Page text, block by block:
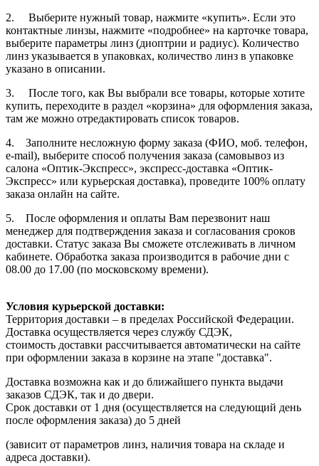
2. Выберите нужный товар, нажмите «купить». Если это
контактные линзы, нажмите «подробнее» на карточке товара,
выберите параметры линз (диоптрии и радиус). Количество
линз указывается в упаковках, количество линз в упаковке
указано в описании.
3. После того, как Вы выбрали все товары, которые хотите
купить, переходите в раздел «корзина» для оформления заказа,
там же можно отредактировать список товаров.
4. Заполните несложную форму заказа (ФИО, моб. телефон,
e-mail), выберите способ получения заказа (самовывоз из
салона «Оптик-Экспресс», экспресс-доставка «Оптик-
Экспресс» или курьерская доставка), проведите 100% оплату
заказа онлайн на сайте.
5. После оформления и оплаты Вам перезвонит наш
менеджер для подтверждения заказа и согласования сроков
доставки. Статус заказа Вы сможете отслеживать в личном
кабинете. Обработка заказа производится в рабочие дни с
08.00 до 17.00 (по московскому времени).
Условия курьерской доставки:
Территория доставки – в пределах Российской Федерации.
Доставка осуществляется через службу СДЭК,
стоимость доставки рассчитывается автоматически на сайте
при оформлении заказа в корзине на этапе "доставка".
Доставка возможна как и до ближайшего пункта выдачи
заказов СДЭК, так и до двери.
Срок доставки от 1 дня (осуществляется на следующий день
после оформления заказа) до 5 дней
(зависит от параметров линз, наличия товара на складе и
адреса доставки).